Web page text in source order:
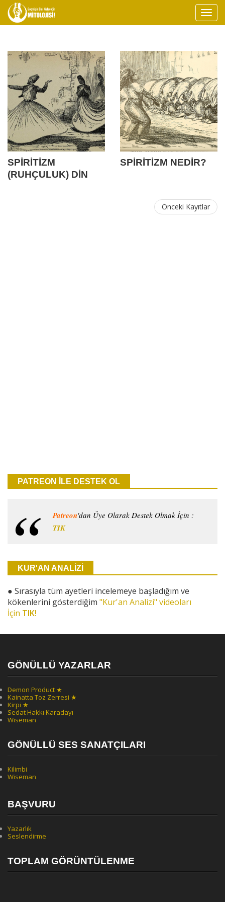
SPİRİTİZM
(RUHÇULUK) DİN
SPİRİTİZM NEDİR?
Önceki Kayıtlar
PATREON İLE DESTEK OL
Patreon'dan Üye Olarak Destek Olmak İçin :
TIK
KUR'AN ANALİZİ
● Sırasıyla tüm ayetleri incelemeye başladığım ve
kökenlerini gösterdiğim "Kur'an Analizi" videoları
İçin TIK!
GÖNÜLLÜ YAZARLAR
Demon Product ★
Kainatta Toz Zerresi ★
Kirpi ★
Sedat Hakkı Karadayı
Wiseman
GÖNÜLLÜ SES SANATÇILARI
Kilimbi
Wiseman
BAŞVURU
Yazarlık
Seslendirme
TOPLAM GÖRÜNTÜLENME